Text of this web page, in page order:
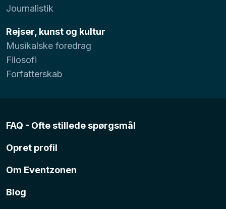
Journalistik
Rejser, kunst og kultur
Musikalske foredrag
Filosofi
Forfatterskab
FAQ - Ofte stillede spørgsmål
Opret profil
Om Eventzonen
Blog